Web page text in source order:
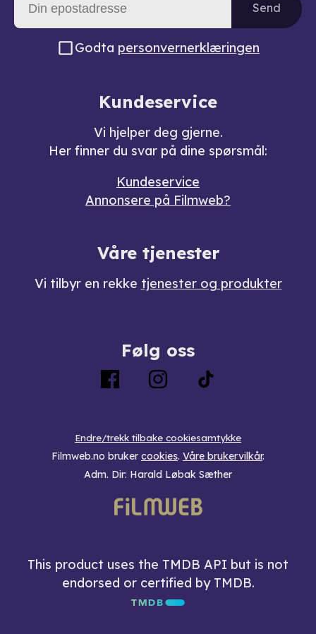
Send
Godta personvernerklæringen
Kundeservice
Vi hjelper deg gjerne.
Her finner du svar på dine spørsmål:
Kundeservice
Annonsere på Filmweb?
Våre tjenester
Vi tilbyr en rekke tjenester og produkter
Følg oss
Endre/trekk tilbake cookiesamtykke
Filmweb.no bruker cookies. Våre brukervilkår.
Adm. Dir: Harald Løbak Sæther
This product uses the TMDB API but is not
endorsed or certified by TMDB.